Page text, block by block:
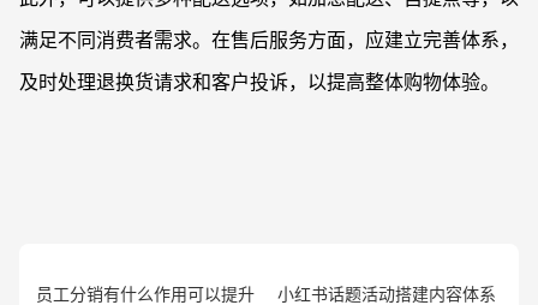
满足不同消费者需求。在售后服务方面，应建立完善体系，
及时处理退换货请求和客户投诉，以提高整体购物体验。
员工分销有什么作用可以提升
小红书话题活动搭建内容体系